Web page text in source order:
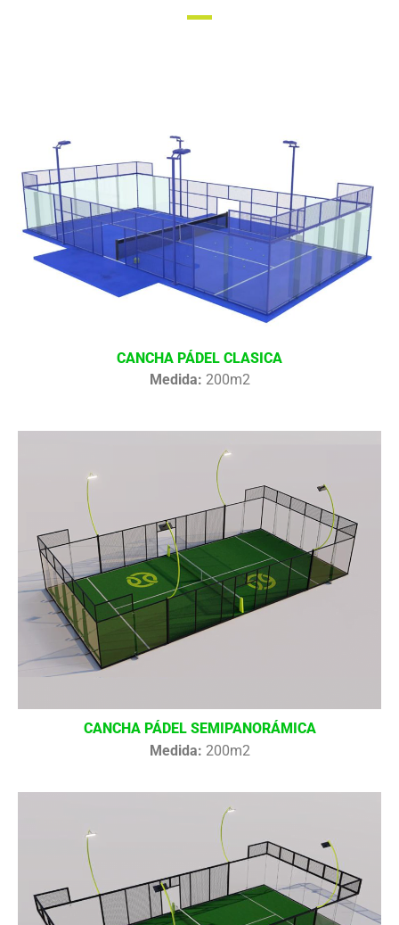
CANCHA PÁDEL CLASICA
Medida: 200m2
CANCHA PÁDEL SEMIPANORÁMICA
Medida: 200m2